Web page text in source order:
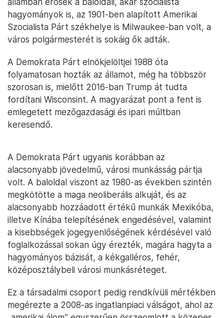
hagyományok is, az 1901-ben alapított Amerikai
Szocialista Párt székhelye is Milwaukee-ban volt, a
város polgármesterét is sokáig ők adták.
A Demokrata Párt elnökjelöltjei 1988 óta
folyamatosan hozták az államot, még ha többször
szorosan is, mielőtt 2016-ban Trump át tudta
fordítani Wisconsint. A magyarázat pont a fent is
emlegetett mezőgazdasági és ipari múltban
keresendő.
A Demokrata Párt ugyanis korábban az
alacsonyabb jövedelmű, városi munkásság pártja
volt. A baloldal viszont az 1980-as években szintén
megkötötte a maga neoliberális alkuját, és az
alacsonyabb hozzáadott értékű munkák Mexikóba,
illetve Kínába telepítésének engedésével, valamint
a kisebbségek jogegyenlőségének kérdésével való
foglalkozással sokan úgy érezték, magára hagyta a
hagyományos bázisát, a kékgalléros, fehér,
középosztálybeli városi munkásréteget.
Ez a társadalmi csoport pedig rendkívüli mértékben
megérezte a 2008-as ingatlanpiaci válságot, ahol az